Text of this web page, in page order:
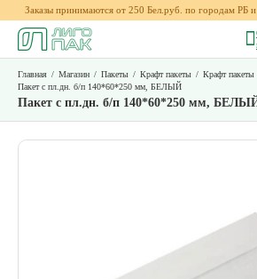
Заказы принимаются от 250 Бел.руб. по городам РБ
Главная / Магазин / Пакеты / Крафт пакеты / Крафт
Пакет с пл.дн. б/п 140*60*250 мм, БЕЛЫЙ
Пакет с пл.дн. б/п 140*60*250 мм,